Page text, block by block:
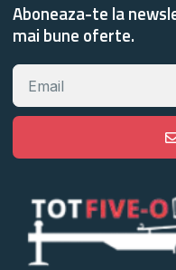
Aboneaza-te la
mai bune oferte.